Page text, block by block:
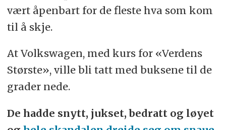
vært åpenbart for de fleste hva som kom
til å skje.
At Volkswagen, med kurs for «Verdens
Største», ville bli tatt med buksene til de
grader nede.
De hadde snytt, jukset, bedratt og løyet